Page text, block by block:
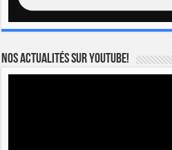
Nos actualités sur YOUTUBE!